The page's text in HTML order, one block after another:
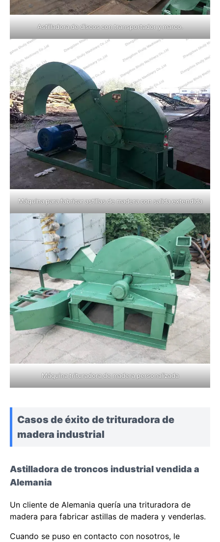
Astilladora de discos con transportador y marco.
Máquina para fabricar astillas de madera con salida extendida
Máquina trituradora de madera personalizada
Casos de éxito de trituradora de
madera industrial
Astilladora de troncos industrial vendida a
Alemania
Un cliente de Alemania quería una trituradora de
madera para fabricar astillas de madera y venderlas.
Cuando se puso en contacto con nosotros, le